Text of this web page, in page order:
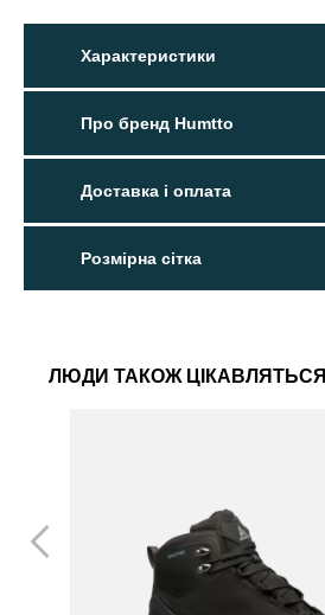
Характеристики
Про бренд Humtto
Доставка і оплата
Розмірна сітка
ЛЮДИ ТАКОЖ ЦІКАВЛЯТЬСЯ